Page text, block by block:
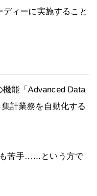
ィーに実施すること
能「Advanced Data
計業務を自動化する
も苦手……という方で